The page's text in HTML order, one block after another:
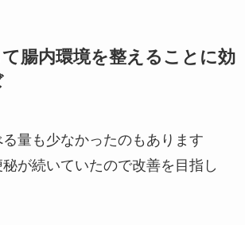
腸内環境を整えることに効
量も少なかったのもあります
が続いていたので改善を目指し